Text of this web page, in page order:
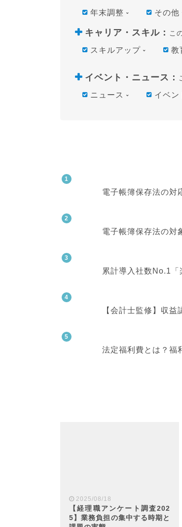
年末調整 その他
キャリア・スキル ： こ
スキルアップ 教
イベント・ニュース ：
ニュース イベン
電子帳簿保存法の対
電子帳簿保存法の対
累計導入社数No.1
【会計士監修】収
法定福利費とは？福
2025/08/18
【経理職アンケート調査202
5】業務負担の集中する時期と